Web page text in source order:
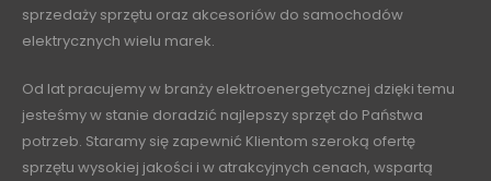
sprzedaży sprzętu oraz akcesoriów do samochodów
elektrycznych wielu marek.
Od lat pracujemy w branży elektroenergetycznej dzięki temu
jesteśmy w stanie doradzić najlepszy sprzęt do Państwa
potrzeb. Staramy się zapewnić Klientom szeroką ofertę
sprzętu wysokiej jakości i w atrakcyjnych cenach, wspartą